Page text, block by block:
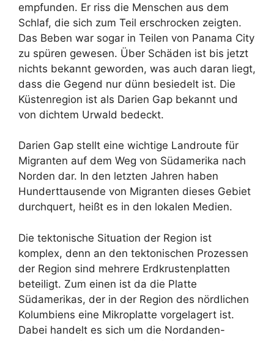
empfunden. Er riss die Menschen aus dem
Schlaf, die sich zum Teil erschrocken zeigten.
Das Beben war sogar in Teilen von Panama City
zu spüren gewesen. Über Schäden ist bis jetzt
nichts bekannt geworden, was auch daran liegt,
dass die Gegend nur dünn besiedelt ist. Die
Küstenregion ist als Darien Gap bekannt und
von dichtem Urwald bedeckt.
Darien Gap stellt eine wichtige Landroute für
Migranten auf dem Weg von Südamerika nach
Norden dar. In den letzten Jahren haben
Hunderttausende von Migranten dieses Gebiet
durchquert, heißt es in den lokalen Medien.
Die tektonische Situation der Region ist
komplex, denn an den tektonischen Prozessen
der Region sind mehrere Erdkrustenplatten
beteiligt. Zum einen ist da die Platte
Südamerikas, der in der Region des nördlichen
Kolumbiens eine Mikroplatte vorgelagert ist.
Dabei handelt es sich um die Nordanden-